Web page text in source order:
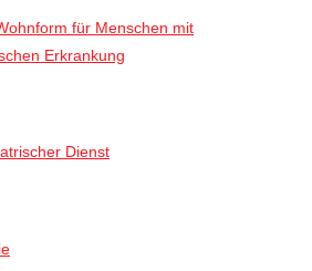
für Menschen mit
Erkrankung
Dienst